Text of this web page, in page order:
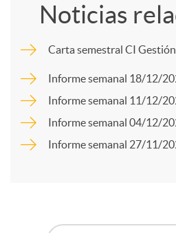
e
n
m
p
a
Noticias
Carta semestral CI Gestión
Informe semanal 18/12/
Informe semanal 11/12/
Informe semanal 04/12/
Informe semanal 27/11/